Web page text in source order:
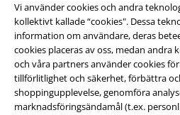
Vi använder cookies och andra
kollektivt kallade “cookies". Dessa
information om användare, deras
cookies placeras av oss, medan andra
och våra partners använder cookies
tillförlitlighet och säkerhet, förbättra
shoppingupplevelse, genomföra
marknadsföringsändamål (t.ex.
Bli en del av